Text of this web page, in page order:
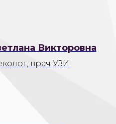
Викторовна
врач УЗИ.